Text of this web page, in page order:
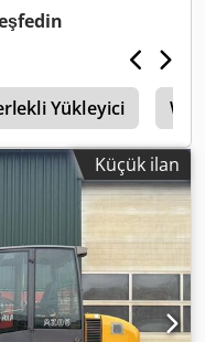
Yükleyici
Küçük ilan